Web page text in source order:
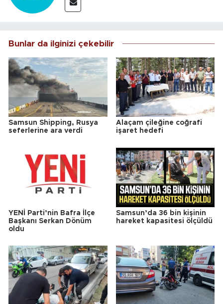
Bunlar da ilginizi çekebilir
Samsun Shipping, Rusya
seferlerine ara verdi
Alaçam çileğine coğrafi
işaret hedefi
YENİ Parti’nin Bafra İlçe
Başkanı Serkan Dönüm
oldu
Samsun’da 36 bin kişinin
hareket kapasitesi ölçüldü